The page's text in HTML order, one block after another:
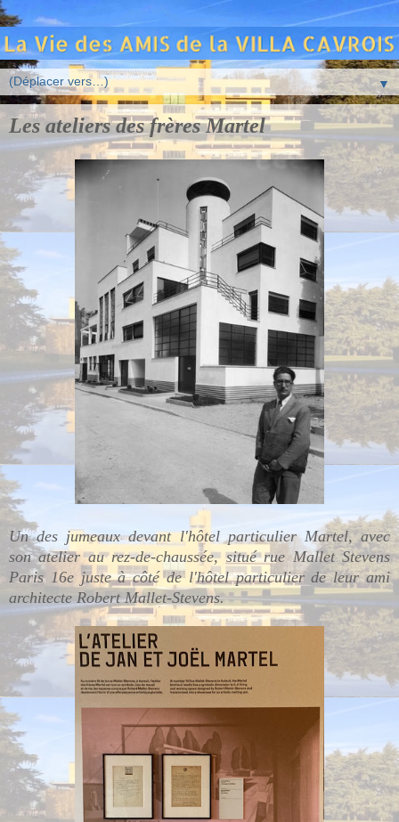
▼
Les ateliers des frères Martel
Un des jumeaux devant l'hôtel particulier Martel, avec
son atelier au rez-de-chaussée, situé rue Mallet Stevens
Paris 16e juste à côté de l'hôtel particulier de leur ami
architecte Robert Mallet-Stevens.